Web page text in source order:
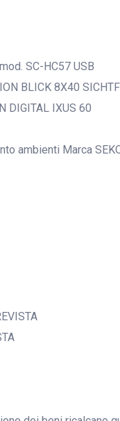
SC-HC57 USB
BLICK 8X40
DIGITAL IXUS 60
ambienti Marca